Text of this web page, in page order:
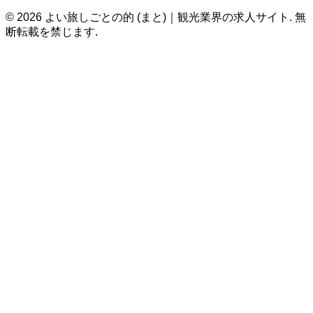
© 2026 よい旅しごとの的 (まと)｜観光業界の求人サイト. 無
断転載を禁じます.